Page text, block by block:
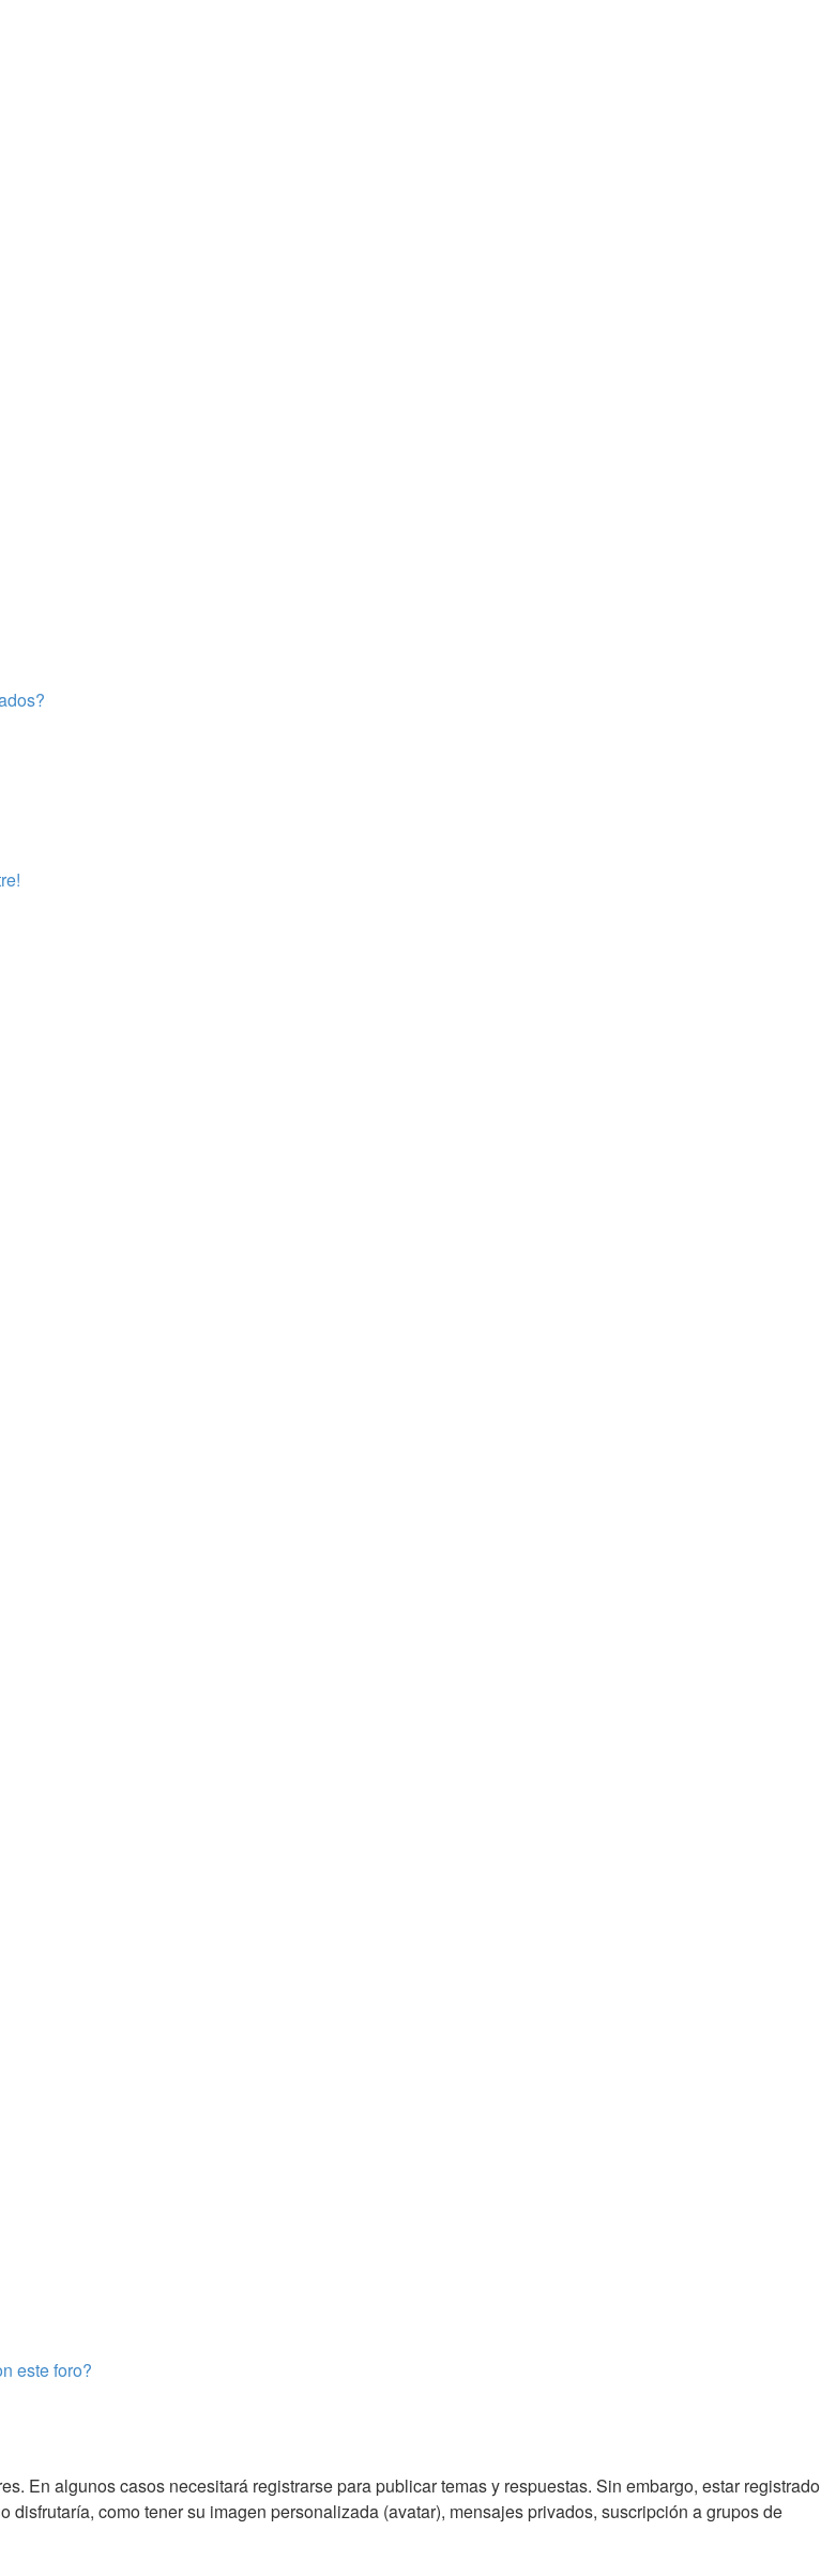
este foro?
En algunos casos necesitará registrarse para publicar temas y respuestas. Sin embargo, estar registrado
como tener su imagen personalizada (avatar), mensajes privados, suscripción a grupos de